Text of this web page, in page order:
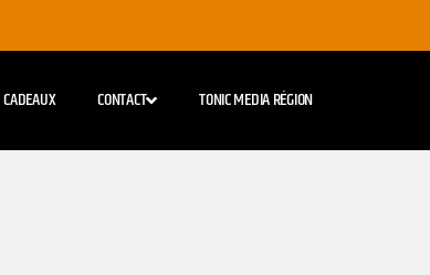
CADEAUX CONTACT TONIC MEDIA RÉGION